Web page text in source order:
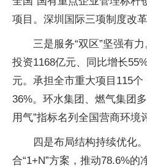
项目。深圳国际三项制度改
三是服务“双区”坚强有
投资1168亿元、同比增长
元。承担全市重大项目115
36%。环水集团、燃气集团
用气”指标名列全国营商环境
四是布局结构持续优化
合“1+N”方案，推动78.6%